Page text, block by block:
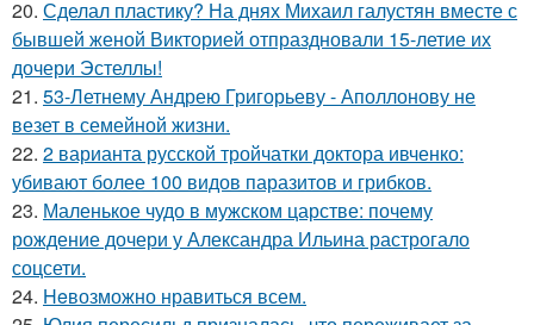
20. Сделал пластику? На днях Михаил галустян вместе с
бывшей женой Викторией отпраздновали 15-летие их
дочери Эстеллы!
21. 53-Летнему Андрею Григорьеву - Аполлонову не
везет в семейной жизни.
22. 2 варианта русской тройчатки доктора ивченко:
убивают более 100 видов паразитов и грибков.
23. Маленькое чудо в мужском царстве: почему
рождение дочери у Александра Ильина растрогало
соцсети.
24. Heвозможно нравиться всем.